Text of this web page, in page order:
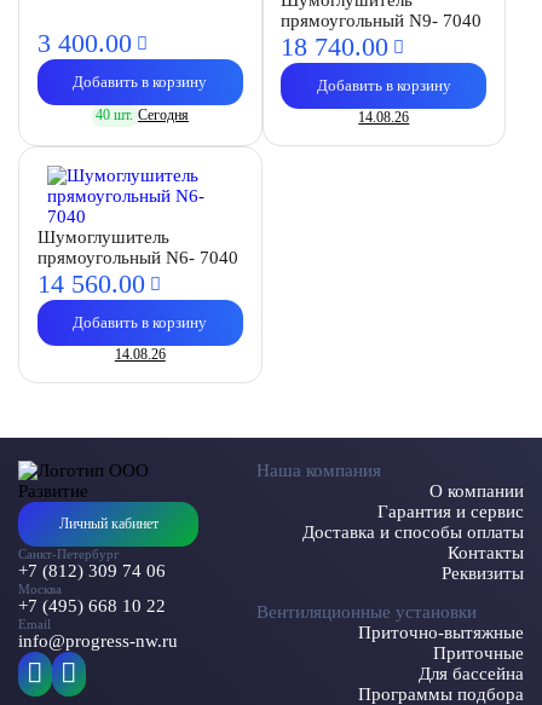
3 400.00
Добавить в корзину
40 шт. Сегодня
прямоугольный N9- 7040
18 740.00
Добавить в корзину
14.08.26
Шумоглушитель
прямоугольный N6- 7040
14 560.00
Добавить в корзину
14.08.26
Личный кабинет
Санкт-Петербург
+7 (812) 309 74 06
Москва
+7 (495) 668 10 22
Email
info@progress-nw.ru
Наша компания
О компании
Гарантия и сервис
Доставка и способы оплаты
Контакты
Реквизиты
Вентиляционные установки
Приточно-вытяжные
Приточные
Для бассейна
Программы подбора